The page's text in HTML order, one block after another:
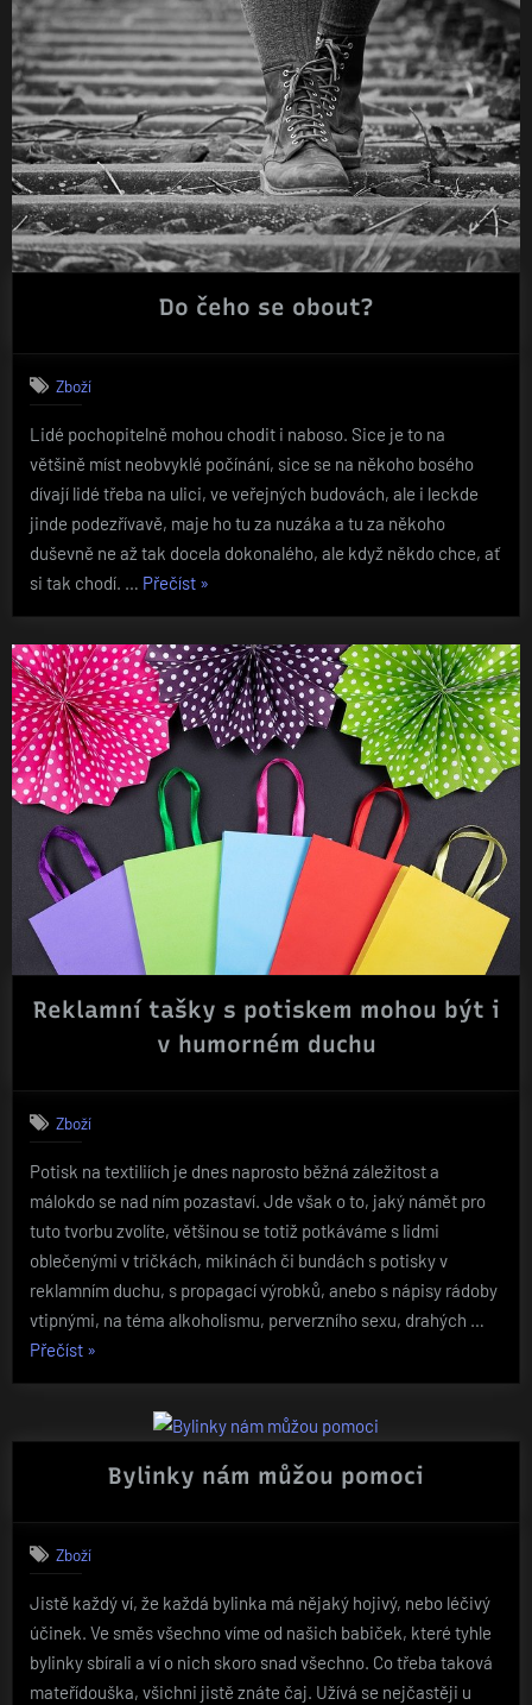
Do čeho se obout?
Zboží
Lidé pochopitelně mohou chodit i naboso. Sice je to na
většině míst neobvyklé počínání, sice se na někoho bosého
dívají lidé třeba na ulici, ve veřejných budovách, ale i leckde
jinde podezřívavě, maje ho tu za nuzáka a tu za někoho
duševně ne až tak docela dokonalého, ale když někdo chce, ať
si tak chodí. … Přečíst„Do
se
obout?“
»
Reklamní tašky s potiskem mohou být i
v humorném duchu
Zboží
Potisk na textiliích je dnes naprosto běžná záležitost a
málokdo se nad ním pozastaví. Jde však o to, jaký námět pro
tuto tvorbu zvolíte, většinou se totiž potkáváme s lidmi
oblečenými v tričkách, mikinách či bundách s potisky v
reklamním duchu, s propagací výrobků, anebo s nápisy rádoby
vtipnými, na téma alkoholismu, perverzního sexu, drahých …
Přečíst„Reklamní
potiskem
mohou
v
duchu“
»
Bylinky nám můžou pomoci
Zboží
Jistě každý ví, že každá bylinka má nějaký hojivý, nebo léčivý
účinek. Ve směs všechno víme od našich babiček, které tyhle
bylinky sbírali a ví o nich skoro snad všechno. Co třeba taková
mateřídouška, všichni jistě znáte čaj. Užívá se nejčastěji u